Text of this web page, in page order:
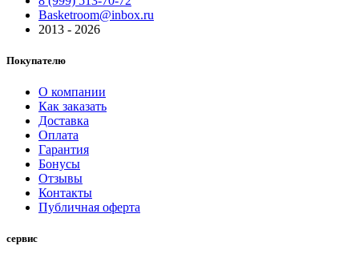
Basketroom@inbox.ru
2013 - 2026
Покупателю
О компании
Как заказать
Доставка
Оплата
Гарантия
Бонусы
Отзывы
Контакты
Публичная оферта
сервис